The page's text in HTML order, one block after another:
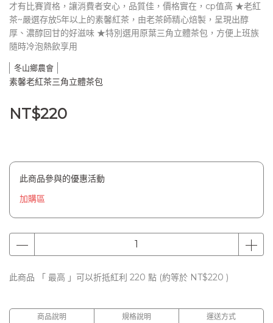
才有比賽資格，讓消費者安心，品質佳，價格實在，cp值高 ★老紅
茶~嚴選存放5年以上的素馨紅茶，由老茶師精心焙製，呈現出醇
厚、濃醇回甘的好滋味 ★特別選用原葉三角立體茶包，方便上班族
隨時冷泡熱飲享用
冬山鄉農會
素馨老紅茶三角立體茶包
NT$220
此商品參與的優惠活動
加購區
此商品 「 最高 」可以折抵紅利 220 點 (約等於 NT$220 )
商品說明 規格說明 運送方式